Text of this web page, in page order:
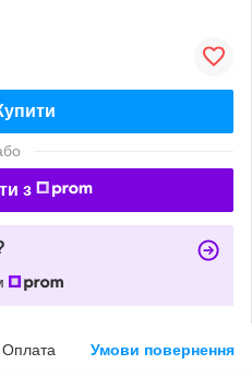
з
Оплата Умови повернення